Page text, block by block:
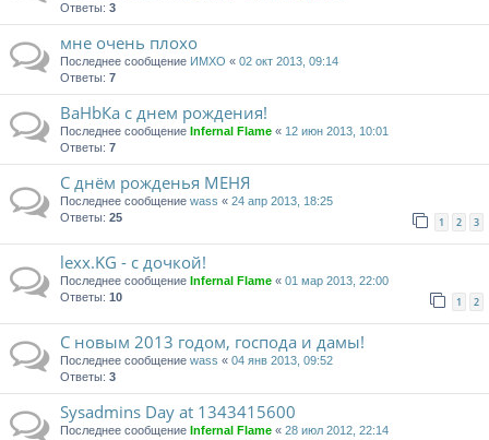
Ответы: 3
мне очень плохо
Последнее сообщение ИМХО « 02 окт 2013, 09:14
Ответы: 7
BaHbКа с днем рождения!
Последнее сообщение Infernal Flame « 12 июн 2013, 10:01
Ответы: 7
C днём рожденья МЕНЯ
Последнее сообщение wass « 24 апр 2013, 18:25
Ответы: 25 1 2 3
lexx.KG - с дочкой!
Последнее сообщение Infernal Flame « 01 мар 2013, 22:00
Ответы: 10 1 2
С новым 2013 годом, господа и дамы!
Последнее сообщение wass « 04 янв 2013, 09:52
Ответы: 3
Sysadmins Day at 1343415600
Последнее сообщение Infernal Flame « 28 июл 2012, 22:14